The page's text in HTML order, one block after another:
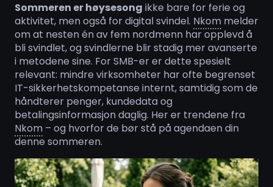
Sommeren er høysesong ikke bare for ferie og
aktivitet, men også for digital svindel. Nkom melder
om at nesten én av fem nordmenn har opplevd å
bli svindlet, og svindlerne blir stadig mer avanserte
i metodene sine. For SMB-er er dette spesielt
relevant: mindre virksomheter har ofte begrenset
IT-sikkerhetskompetanse internt, samtidig som de
håndterer penger, kundedata og
betalingsinformasjon daglig. Her er trendene fra
Nkom – og hvorfor de bør stå på agendaen din
denne sommeren.